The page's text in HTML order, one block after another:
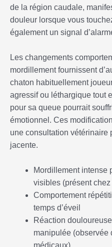
de la région caudale,
douleur lorsque vous
également un signal
Les changements
mordillement fournissent
chaton habituellement
agressif ou léthargique tout
pour sa queue pourrait
émotionnel. Ces
une consultation vétérinaire
jacente.
Mordillement intense
visibles (présent
Comportement
temps d’éveil
Réaction
manipulée (observée
médicaux)